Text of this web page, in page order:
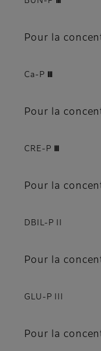
Pour la
Ca-P Ⅲ
Pour la
CRE-P Ⅲ
Pour la
DBIL-P II
Pour la
GLU-P III
Pour la